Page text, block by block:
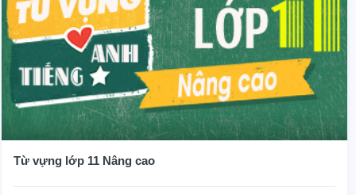
Từ vựng lớp 11 Nâng cao